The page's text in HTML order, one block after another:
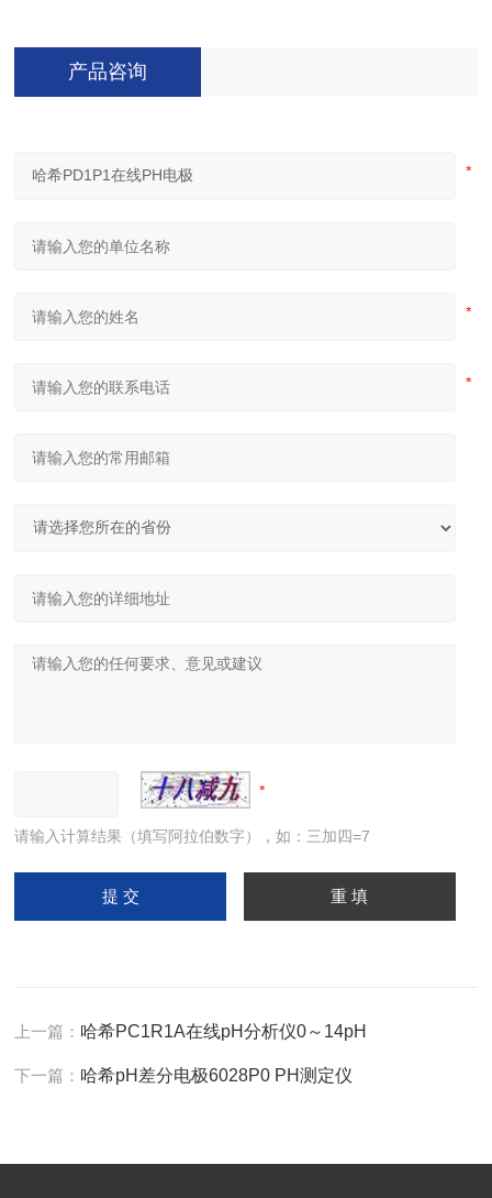
产品咨询
请输入计算结果（填写阿拉伯数字），如：三加四=7
上一篇： 哈希PC1R1A在线pH分析仪0～14pH
下一篇： 哈希pH差分电极6028P0 PH测定仪